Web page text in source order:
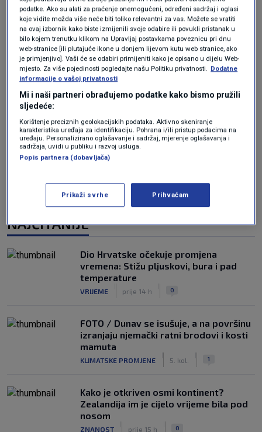
Oglas
NAJČITANIJE
Dio Hrvatske očekuje promjena
vremena: Stižu pljuskovi, bura i pad
temperature
VRIJEME prije 14 h 0
FOTO / Dunav se isušuje, a na površinu
izranjaju njemački ratni brodovi i kosti
mamuta
KLIMATSKE PROMJENE 5. kol. 1
Kako je otkriven osmi kontinent?
Zealandija im je cijelo vrijeme bila pod
nosom
ZNANOST prije 15 h 0
podatke. Ako su alati za praćenje onemogućeni, određeni sadržaj i oglasi
koje vidite možda više neće biti toliko relevantni za vas. Možete se vratiti
na ovaj izbornik kako biste izmijenili svoje odabire ili povukli pristanak u
bilo kojem trenutku klikom na Upravljaj postavkama poveznicu pri dnu
web-stranice [ili plutajuće ikone u donjem lijevom kutu web stranice, ako
je primjenjivo]. Vaši će se odabiri primijeniti kako je opisano u dijelu Web-
mjesto. Za više pojedinosti pogledajte našu Politiku privatnosti. Dodatne
informacije o vašoj privatnosti
Mi i naši partneri obrađujemo podatke kako bismo pružili
sljedeće:
Korištenje preciznih geolokacijskih podataka. Aktivno skeniranje
karakteristika uređaja za identifikaciju. Pohrana i/ili pristup podacima na
uređaju. Personalizirano oglašavanje i sadržaj, mjerenje oglašavanja i
sadržaja, uvidi u publiku i razvoj usluga.
Popis partnera (dobavljača)
Prikaži svrhe Prihvaćam